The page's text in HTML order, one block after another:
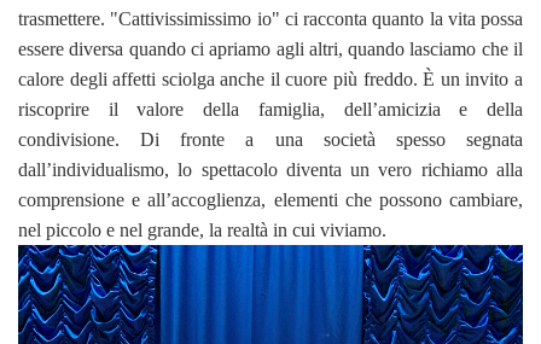
trasmettere. "Cattivissimissimo io" ci racconta quanto la vita possa
essere diversa quando ci apriamo agli altri, quando lasciamo che il
calore degli affetti sciolga anche il cuore più freddo. È un invito a
riscoprire il valore della famiglia, dell’amicizia e della
condivisione. Di fronte a una società spesso segnata
dall’individualismo, lo spettacolo diventa un vero richiamo alla
comprensione e all’accoglienza, elementi che possono cambiare,
nel piccolo e nel grande, la realtà in cui viviamo.